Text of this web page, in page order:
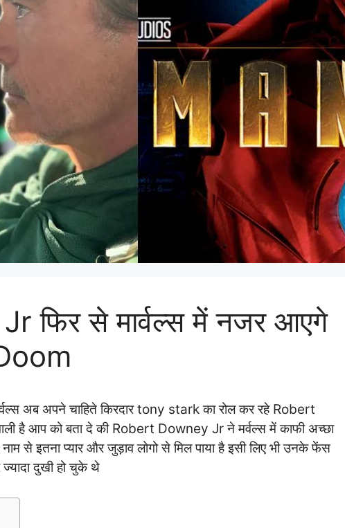
फिर से मार्वल्स में नजर आएगे
अब अपने चाहिते किरदार tony stark का रोल कर रहे Robert
है आप को बता दे की Robert Downey Jr ने मर्वल्स में काफी अच्छा
से इतना प्यार और जुड़ाव लोगो से मिल पाया है इसी लिए भी उनके फेंस
दुखी हो चुके थे